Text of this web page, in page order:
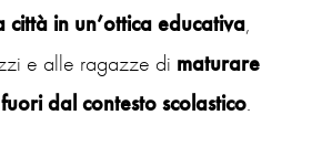
in un’ottica educativa,
e alle ragazze di maturare
dal contesto scolastico.